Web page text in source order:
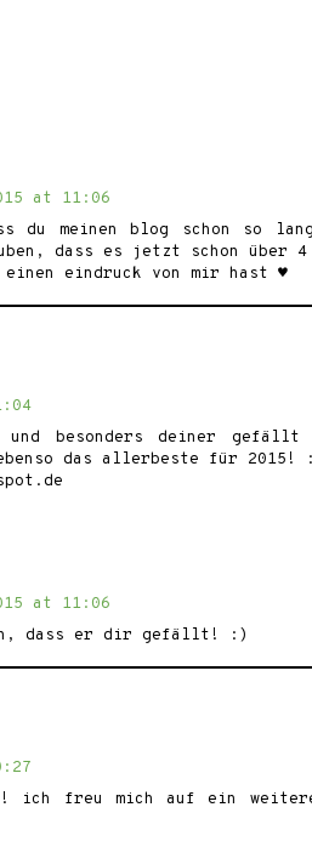
at 11:06
du meinen blog schon so
dass es jetzt schon über
einen eindruck von mir hast ♥
besonders deiner gefällt
das allerbeste für 2015!
at 11:06
dass er dir gefällt! :)
ich freu mich auf ein